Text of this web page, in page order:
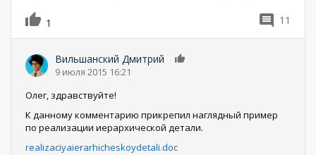
1 11
Вильшанский Дмитрий
9 июля 2015 16:21
Олег, здравствуйте!
К данному комментарию прикрепил наглядный пример
по реализации иерархической детали.
realizaciyaierarhicheskoydetali.doc